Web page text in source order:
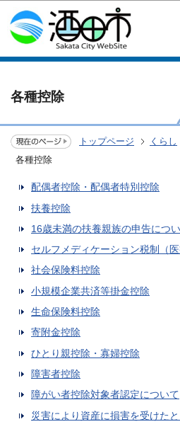
このページの本
各種控除
トップページ くらし
各種控除
配偶者控除・配偶者特別控除
扶養控除
16歳未満の扶養親族の申告につ
セルフメディケーション税制（医
社会保険料控除
小規模企業共済等掛金控除
生命保険料控除
寄附金控除
ひとり親控除・寡婦控除
障害者控除
障がい者控除対象者認定について
災害により資産に損害を受けたと